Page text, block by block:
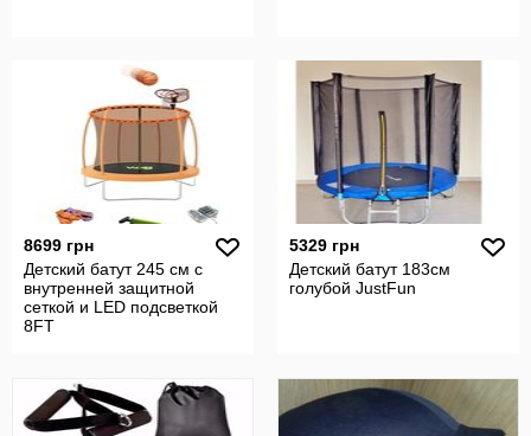
8699 грн
Детский батут 245 см с
внутренней защитной
сеткой и LED подсветкой
8FT
5329 грн
Детский батут 183см
голубой JustFun